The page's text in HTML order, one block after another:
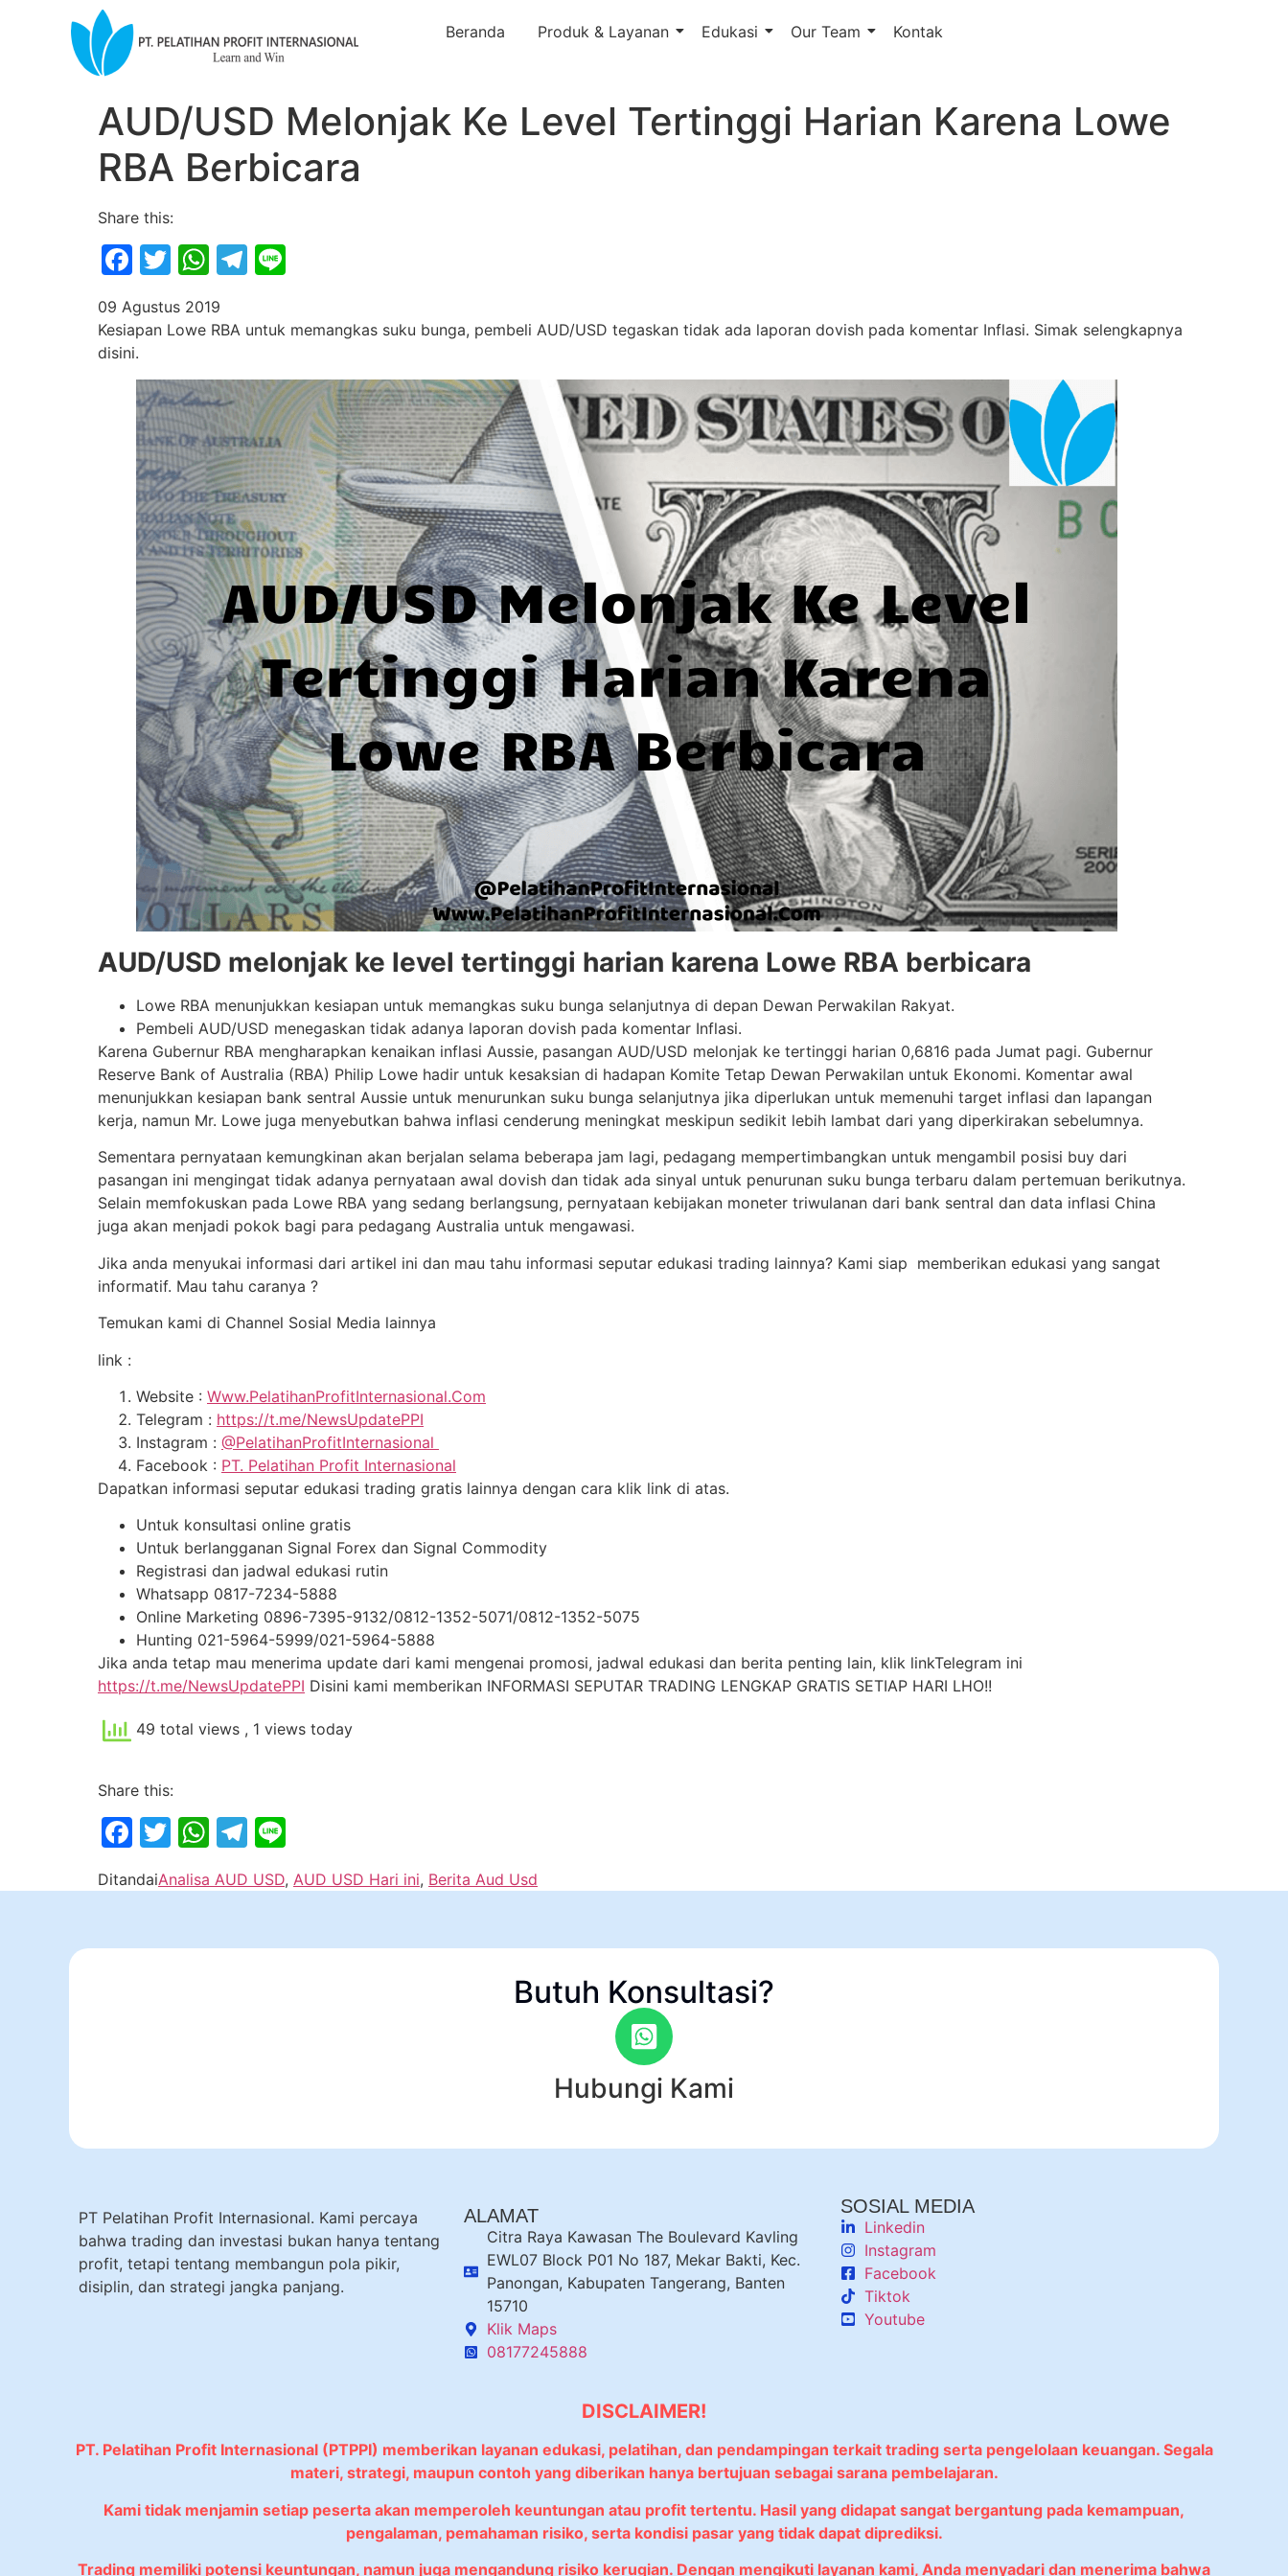
Beranda Produk & Layanan Edukasi Our Team Kontak
AUD/USD Melonjak Ke Level Tertinggi Harian Karena Lowe
RBA Berbicara
Share this:
Facebook
Twitter
WhatsApp
Telegram
09 Agustus 2019
Kesiapan Lowe RBA untuk memangkas suku bunga, pembeli AUD/USD tegaskan tidak ada laporan dovish pada komentar Inflasi. Simak selengkapnya
disini.
AUD/USD melonjak ke level tertinggi harian karena Lowe RBA berbicara
Lowe RBA menunjukkan kesiapan untuk memangkas suku bunga selanjutnya di depan Dewan Perwakilan Rakyat.
Pembeli AUD/USD menegaskan tidak adanya laporan dovish pada komentar Inflasi.
Karena Gubernur RBA mengharapkan kenaikan inflasi Aussie, pasangan AUD/USD melonjak ke tertinggi harian 0,6816 pada Jumat pagi. Gubernur
Reserve Bank of Australia (RBA) Philip Lowe hadir untuk kesaksian di hadapan Komite Tetap Dewan Perwakilan untuk Ekonomi. Komentar awal
menunjukkan kesiapan bank sentral Aussie untuk menurunkan suku bunga selanjutnya jika diperlukan untuk memenuhi target inflasi dan lapangan
kerja, namun Mr. Lowe juga menyebutkan bahwa inflasi cenderung meningkat meskipun sedikit lebih lambat dari yang diperkirakan sebelumnya.
Sementara pernyataan kemungkinan akan berjalan selama beberapa jam lagi, pedagang mempertimbangkan untuk mengambil posisi buy dari
pasangan ini mengingat tidak adanya pernyataan awal dovish dan tidak ada sinyal untuk penurunan suku bunga terbaru dalam pertemuan berikutnya.
Selain memfokuskan pada Lowe RBA yang sedang berlangsung, pernyataan kebijakan moneter triwulanan dari bank sentral dan data inflasi China
juga akan menjadi pokok bagi para pedagang Australia untuk mengawasi.
Jika anda menyukai informasi dari artikel ini dan mau tahu informasi seputar edukasi trading lainnya? Kami siap memberikan edukasi yang sangat
informatif. Mau tahu caranya ?
Temukan kami di Channel Sosial Media lainnya
link :
Website : Www.PelatihanProfitInternasional.Com
Telegram : https://t.me/NewsUpdatePPI
Instagram : @PelatihanProfitInternasional
Facebook : PT. Pelatihan Profit Internasional
Dapatkan informasi seputar edukasi trading gratis lainnya dengan cara klik link di atas.
Untuk konsultasi online gratis
Untuk berlangganan Signal Forex dan Signal Commodity
Registrasi dan jadwal edukasi rutin
Whatsapp 0817-7234-5888
Online Marketing 0896-7395-9132/0812-1352-5071/0812-1352-5075
Hunting 021-5964-5999/021-5964-5888
Jika anda tetap mau menerima update dari kami mengenai promosi, jadwal edukasi dan berita penting lain, klik linkTelegram ini
https://t.me/NewsUpdatePPI Disini kami memberikan INFORMASI SEPUTAR TRADING LENGKAP GRATIS SETIAP HARI LHO!!
49 total views , 1 views today
Share this:
Facebook
Twitter
WhatsApp
Telegram
DitandaiAnalisa AUD USD, AUD USD Hari ini, Berita Aud Usd
Butuh Konsultasi?
Hubungi Kami
PT Pelatihan Profit Internasional. Kami percaya
bahwa trading dan investasi bukan hanya tentang
profit, tetapi tentang membangun pola pikir,
disiplin, dan strategi jangka panjang.
ALAMAT
Citra Raya Kawasan The Boulevard Kavling
EWL07 Block P01 No 187, Mekar Bakti, Kec.
Panongan, Kabupaten Tangerang, Banten
15710
Klik Maps
08177245888
SOSIAL MEDIA
Linkedin
Instagram
Facebook
Tiktok
Youtube
DISCLAIMER!
PT. Pelatihan Profit Internasional (PTPPI) memberikan layanan edukasi, pelatihan, dan pendampingan terkait trading serta pengelolaan keuangan. Segala
materi, strategi, maupun contoh yang diberikan hanya bertujuan sebagai sarana pembelajaran.
Kami tidak menjamin setiap peserta akan memperoleh keuntungan atau profit tertentu. Hasil yang didapat sangat bergantung pada kemampuan,
pengalaman, pemahaman risiko, serta kondisi pasar yang tidak dapat diprediksi.
Trading memiliki potensi keuntungan, namun juga mengandung risiko kerugian. Dengan mengikuti layanan kami, Anda menyadari dan menerima bahwa